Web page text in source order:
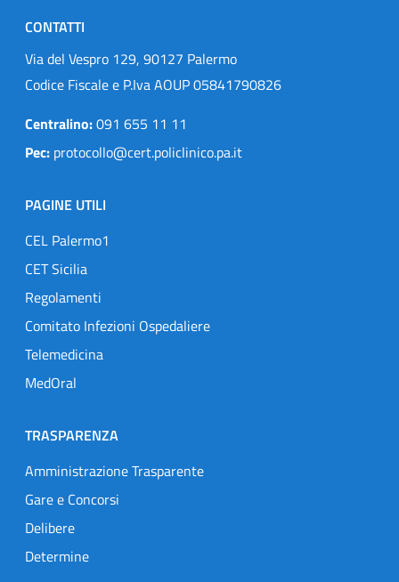
CONTATTI
Via del Vespro 129, 90127 Palermo
Codice Fiscale e P.Iva AOUP 05841790826
Centralino:091 655 11 11
Pec: protocollo@cert.policlinico.pa.it
PAGINE UTILI
CEL Palermo1
CET Sicilia
Regolamenti
Comitato Infezioni Ospedaliere
Telemedicina
MedOral
TRASPARENZA
Amministrazione Trasparente
Gare e Concorsi
Delibere
Determine